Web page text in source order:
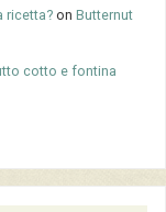
ricetta? onButternut
cotto e fontina